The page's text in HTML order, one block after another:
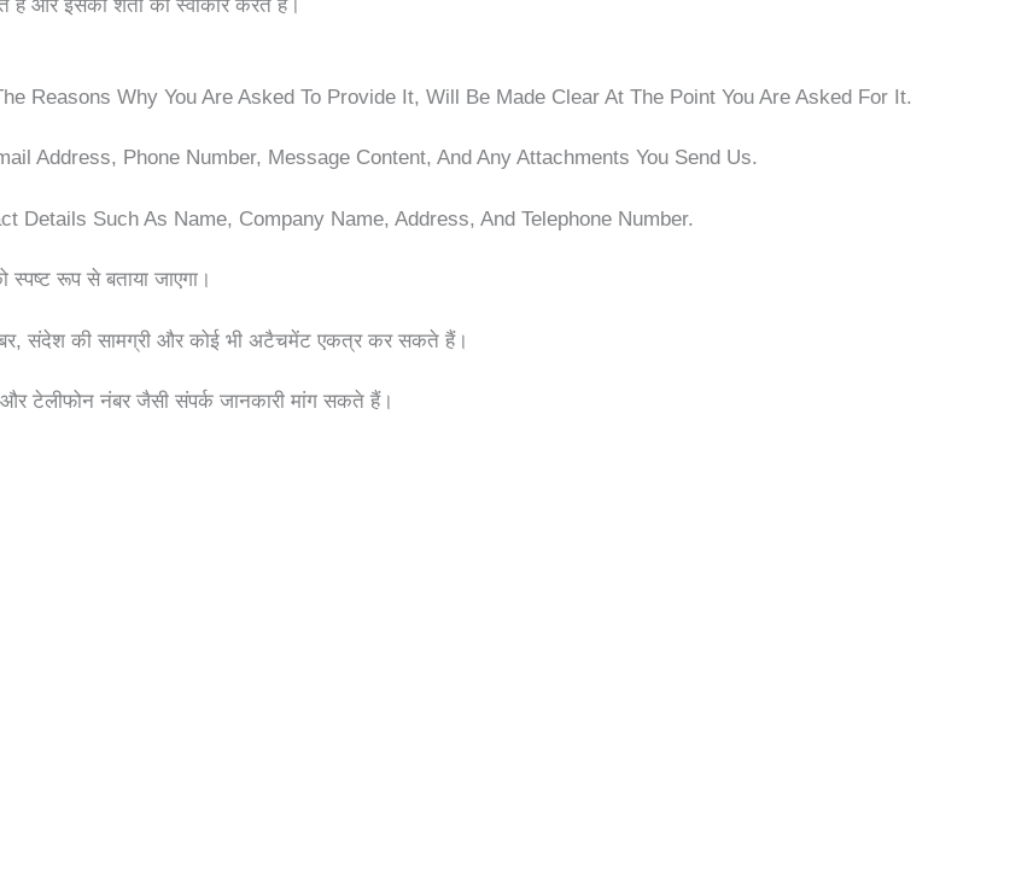
हैं और इसकी शर्तों को स्वीकार करते हैं।
Reasons Why You Are Asked To Provide It, Will Be Made Clear At The Point You Are Asked For It.
Address, Phone Number, Message Content, And Any Attachments You Send Us.
Details Such As Name, Company Name, Address, And Telephone Number.
रूप से बताया जाएगा।
संदेश की सामग्री और कोई भी अटैचमेंट एकत्र कर सकते हैं।
टेलीफोन नंबर जैसी संपर्क जानकारी मांग सकते हैं।